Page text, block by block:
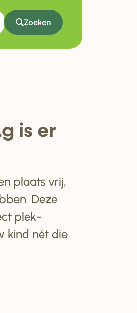
Zoeken
is er
plaats vrij,
Deze
plek-
kind nét die